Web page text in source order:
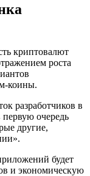
криптовалют
роста
коины.
разработчиков в
очередь
другие,
будет
и экономическую